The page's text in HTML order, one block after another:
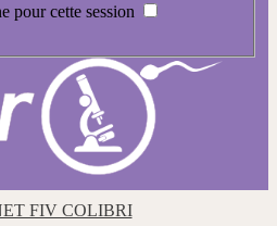
pour cette session